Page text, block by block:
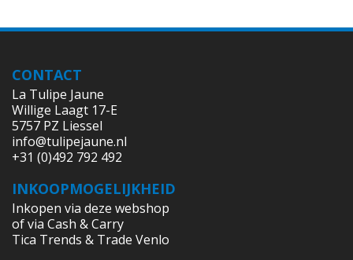
CONTACT
La Tulipe Jaune
Willige Laagt 17-E
5757 PZ Liessel
info@tulipejaune.nl
+31 (0)492 792 492
INKOOPMOGELIJKHEID
Inkopen via deze webshop
of via Cash & Carry
Tica Trends & Trade Venlo